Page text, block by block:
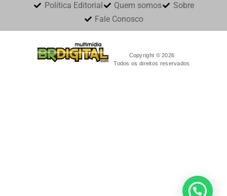
Política Editorial
Quem somos
Sobre
Fale Conosco
Copyright © 2026
Todos os direitos reservados